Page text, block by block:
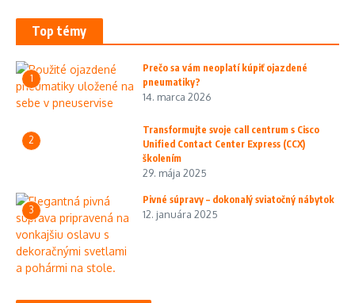
Top témy
1
Prečo sa vám neoplatí kúpiť ojazdené
pneumatiky?
14. marca 2026
2
Transformujte svoje call centrum s Cisco
Unified Contact Center Express (CCX)
školením
29. mája 2025
3
Pivné súpravy – dokonalý sviatočný nábytok
12. januára 2025